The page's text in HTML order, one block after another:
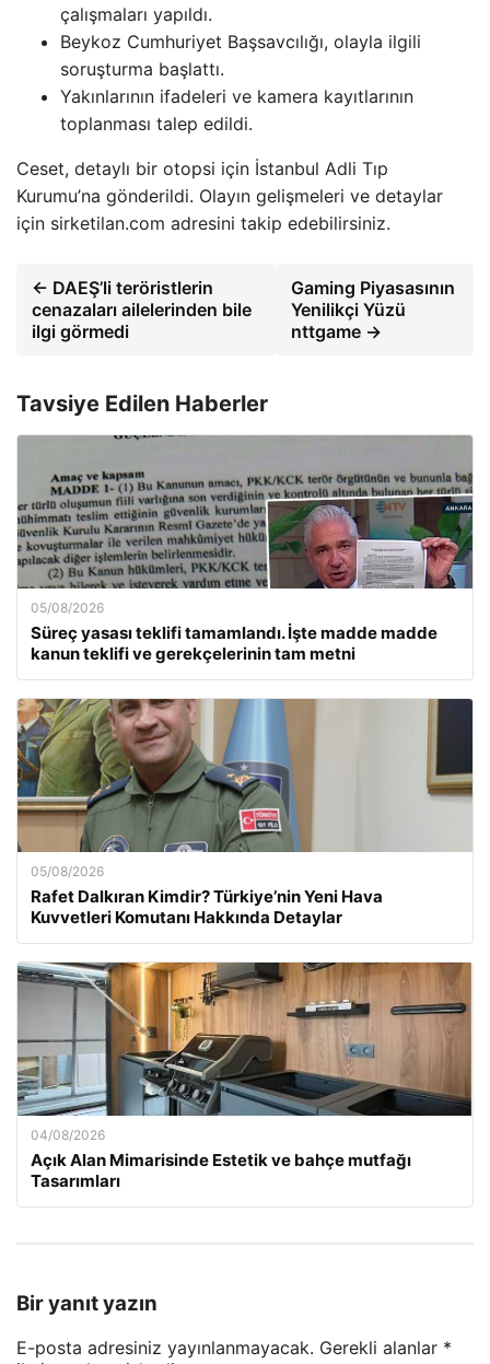
çalışmaları yapıldı.
Beykoz Cumhuriyet Başsavcılığı, olayla ilgili
soruşturma başlattı.
Yakınlarının ifadeleri ve kamera kayıtlarının
toplanması talep edildi.
Ceset, detaylı bir otopsi için İstanbul Adli Tıp
Kurumu’na gönderildi. Olayın gelişmeleri ve detaylar
için sirketilan.com adresini takip edebilirsiniz.
← DAEŞ’li teröristlerin
cenazaları ailelerinden bile
ilgi görmedi
Gaming Piyasasının
Yenilikçi Yüzü
nttgame →
Tavsiye Edilen Haberler
05/08/2026
Süreç yasası teklifi tamamlandı. İşte madde madde
kanun teklifi ve gerekçelerinin tam metni
05/08/2026
Rafet Dalkıran Kimdir? Türkiye’nin Yeni Hava
Kuvvetleri Komutanı Hakkında Detaylar
04/08/2026
Açık Alan Mimarisinde Estetik ve bahçe mutfağı
Tasarımları
Bir yanıt yazın
E-posta adresiniz yayınlanmayacak. Gerekli alanlar *